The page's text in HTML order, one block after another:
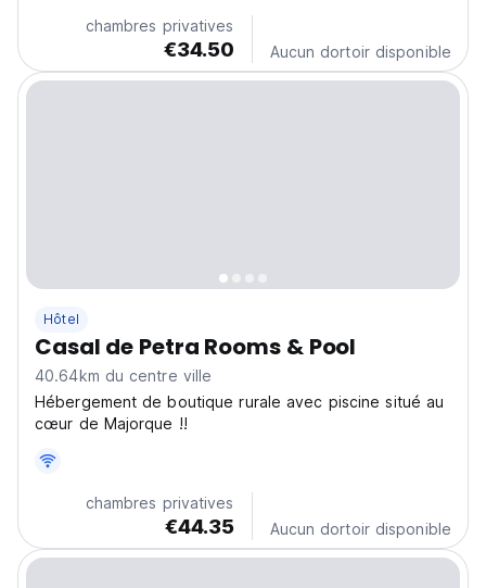
chambres privatives
€34.50 Aucun dortoir disponible
Hôtel
Casal de Petra Rooms & Pool
40.64km du centre ville
Hébergement de boutique rurale avec piscine situé au
cœur de Majorque !!
chambres privatives
€44.35 Aucun dortoir disponible